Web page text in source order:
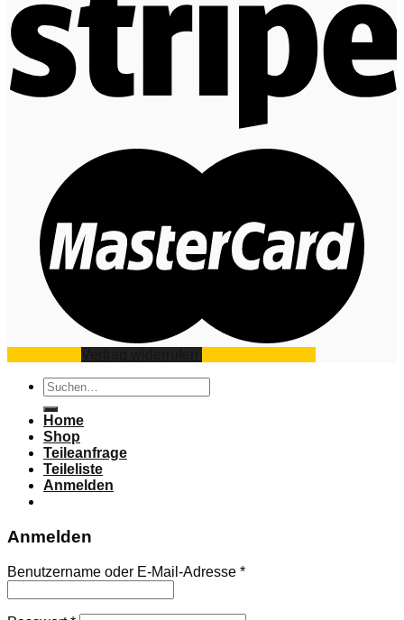
Suchen
nach:
Home
Shop
Teileanfrage
Teileliste
Anmelden
Anmelden
Benutzername oder E-Mail-Adresse *